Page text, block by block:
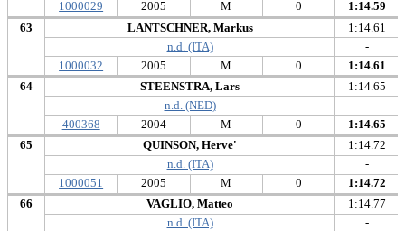
1000029 2005 M
1:14.59
0
63
1000032
LANTSCHNER, Markus
2005 M
n.d. (ITA)
1:14.61
-
1:14.61
0
64
400368
STEENSTRA, Lars
2004 M
n.d. (NED)
1:14.65
-
1:14.65
0
65
1000051
QUINSON, Herve'
2005 M
n.d. (ITA)
1:14.72
-
1:14.72
0
66
VAGLIO, Matteo
n.d. (ITA)
1:14.77
-